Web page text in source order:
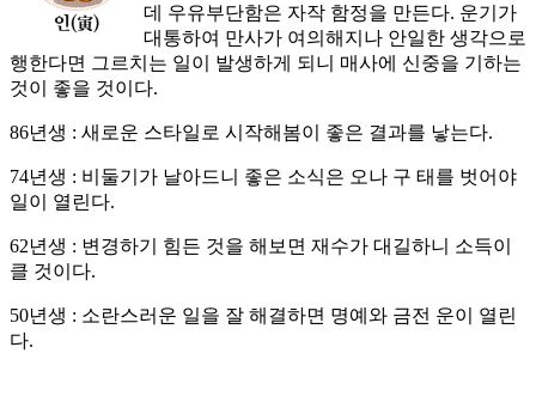
데 우유부단함은 자작 함정을 만든다. 운기가
대통하여 만사가 여의해지나 안일한 생각으로
행한다면 그르치는 일이 발생하게 되니 매사에 신중을 기하는
것이 좋을 것이다.
86년생 : 새로운 스타일로 시작해봄이 좋은 결과를 낳는다.
74년생 : 비둘기가 날아드니 좋은 소식은 오나 구 태를 벗어야
일이 열린다.
62년생 : 변경하기 힘든 것을 해보면 재수가 대길하니 소득이
클 것이다.
50년생 : 소란스러운 일을 잘 해결하면 명예와 금전 운이 열린
다.